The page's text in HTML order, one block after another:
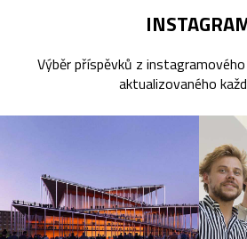
Výběr příspěvků z
aktualizovaného